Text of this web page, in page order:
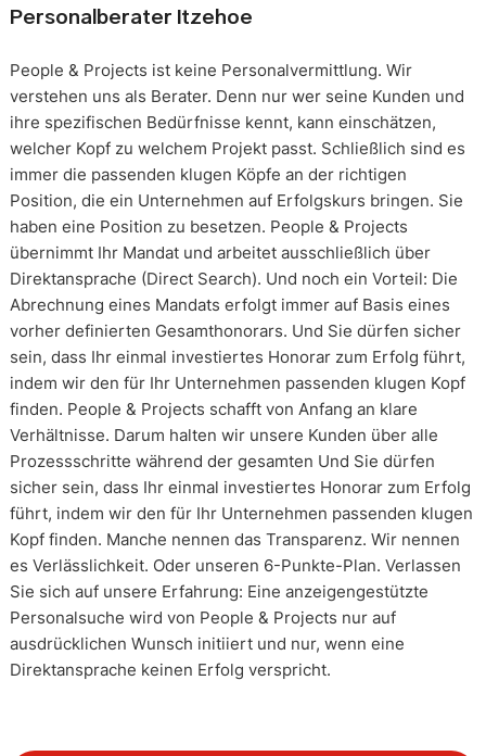
Personalberater Itzehoe
People & Projects ist keine Personalvermittlung. Wir
verstehen uns als Berater. Denn nur wer seine Kunden und
ihre spezifischen Bedürfnisse kennt, kann einschätzen,
welcher Kopf zu welchem Projekt passt. Schließlich sind es
immer die passenden klugen Köpfe an der richtigen
Position, die ein Unternehmen auf Erfolgskurs bringen. Sie
haben eine Position zu besetzen. People & Projects
übernimmt Ihr Mandat und arbeitet ausschließlich über
Direktansprache (Direct Search). Und noch ein Vorteil: Die
Abrechnung eines Mandats erfolgt immer auf Basis eines
vorher definierten Gesamthonorars. Und Sie dürfen sicher
sein, dass Ihr einmal investiertes Honorar zum Erfolg führt,
indem wir den für Ihr Unternehmen passenden klugen Kopf
finden. People & Projects schafft von Anfang an klare
Verhältnisse. Darum halten wir unsere Kunden über alle
Prozessschritte während der gesamten Und Sie dürfen
sicher sein, dass Ihr einmal investiertes Honorar zum Erfolg
führt, indem wir den für Ihr Unternehmen passenden klugen
Kopf finden. Manche nennen das Transparenz. Wir nennen
es Verlässlichkeit. Oder unseren 6-Punkte-Plan. Verlassen
Sie sich auf unsere Erfahrung: Eine anzeigengestützte
Personalsuche wird von People & Projects nur auf
ausdrücklichen Wunsch initiiert und nur, wenn eine
Direktansprache keinen Erfolg verspricht.